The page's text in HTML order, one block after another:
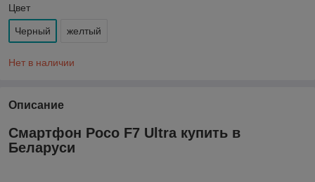
Цвет
Черный желтый
Нет в наличии
Описание
Смартфон Poco F7 Ultra купить в
Беларуси